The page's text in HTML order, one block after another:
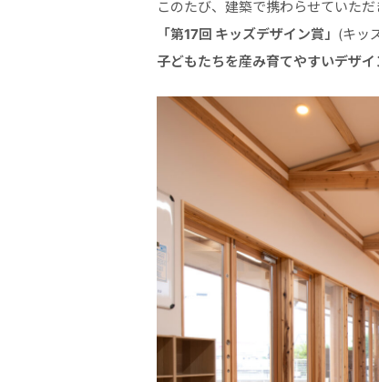
このたび、建築で携わらせていた
「第17回 キッズデザイン賞」 (キッ
子どもたちを産み育てやすいデザイ